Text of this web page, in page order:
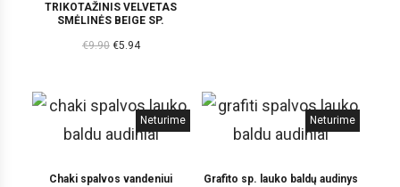
TRIKOTAŽINIS VELVETAS
SMĖLINĖS BEIGE SP.
€9.90 €5.94
Neturime
Chaki spalvos vandeniui
Neturime
Grafito sp. lauko baldų audinys